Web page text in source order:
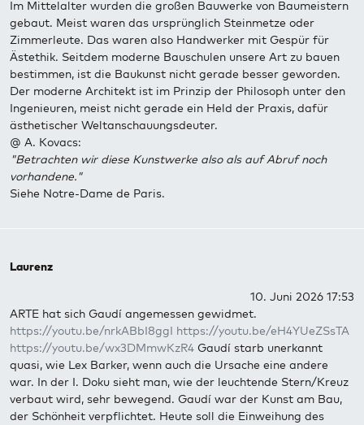
Im Mittelalter wurden die großen Bauwerke von Baumeistern
gebaut. Meist waren das ursprünglich Steinmetze oder
Zimmerleute. Das waren also Handwerker mit Gespür für
Ästethik. Seitdem moderne Bauschulen unsere Art zu bauen
bestimmen, ist die Baukunst nicht gerade besser geworden.
Der moderne Architekt ist im Prinzip der Philosoph unter den
Ingenieuren, meist nicht gerade ein Held der Praxis, dafür
ästhetischer Weltanschauungsdeuter.
@ A. Kovacs:
"Betrachten wir diese Kunstwerke also als auf Abruf noch
vorhandene."
Siehe Notre-Dame de Paris.
Laurenz
10. Juni 2026 17:53
ARTE hat sich Gaudí angemessen gewidmet.
https://youtu.be/nrkABbI8ggI https://youtu.be/eH4YUeZSsTA
https://youtu.be/wx3DMmwKzR4 Gaudí starb unerkannt
quasi, wie Lex Barker, wenn auch die Ursache eine andere
war. In der I. Doku sieht man, wie der leuchtende Stern/Kreuz
verbaut wird, sehr bewegend. Gaudí war der Kunst am Bau,
der Schönheit verpflichtet. Heute soll die Einweihung des